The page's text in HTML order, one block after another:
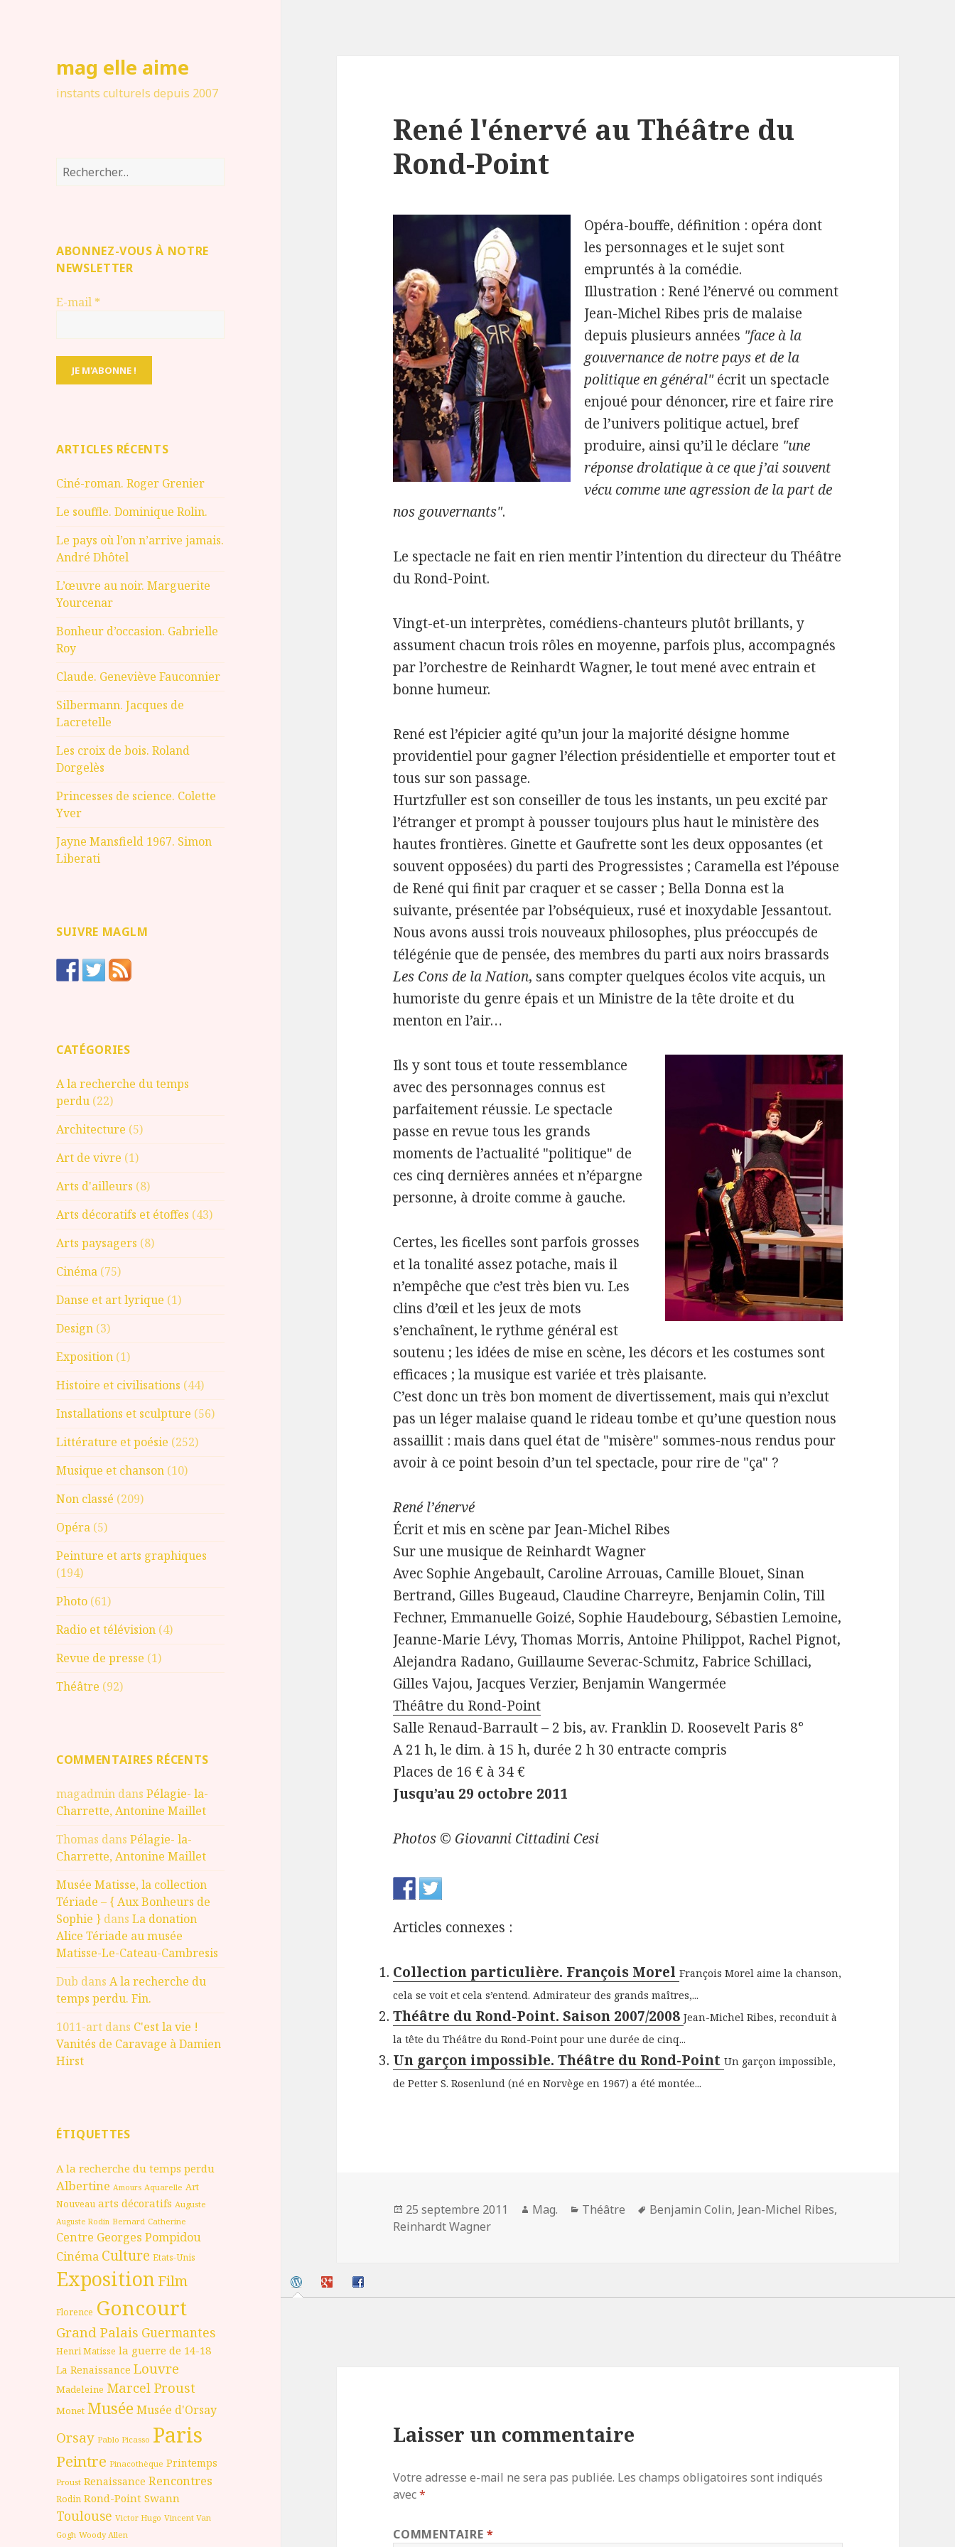
mag elle aime
instants culturels depuis 2007
Rechercher :
ABONNEZ-VOUS À NOTRE
NEWSLETTER
E-mail *
ARTICLES RÉCENTS
Ciné-roman. Roger Grenier
Le souffle. Dominique Rolin.
Le pays où l’on n’arrive jamais.
André Dhôtel
L’œuvre au noir. Marguerite
Yourcenar
Bonheur d’occasion. Gabrielle
Roy
Claude. Geneviève Fauconnier
Silbermann. Jacques de
Lacretelle
Les croix de bois. Roland
Dorgelès
Princesses de science. Colette
Yver
Jayne Mansfield 1967. Simon
Liberati
SUIVRE MAGLM
CATÉGORIES
A la recherche du temps
perdu (22)
Architecture (5)
Art de vivre (1)
Arts d'ailleurs (8)
Arts décoratifs et étoffes (43)
Arts paysagers (8)
Cinéma (75)
Danse et art lyrique (1)
Design (3)
Exposition (1)
Histoire et civilisations (44)
Installations et sculpture (56)
Littérature et poésie (252)
Musique et chanson (10)
Non classé (209)
Opéra (5)
Peinture et arts graphiques
(194)
Photo (61)
Radio et télévision (4)
Revue de presse (1)
Théâtre (92)
COMMENTAIRES RÉCENTS
magadmin dansPélagie- la-
Charrette, Antonine Maillet
Thomas dansPélagie- la-
Charrette, Antonine Maillet
Musée Matisse, la collection
Tériade – { Aux Bonheurs de
Sophie } dansLa donation
Alice Tériade au musée
Matisse-Le-Cateau-Cambresis
Dub dansA la recherche du
temps perdu. Fin.
1011-art dans C'est la vie !
Vanités de Caravage à Damien
Hirst
ÉTIQUETTES
A la recherche du temps perdu
Albertine Amours Aquarelle Art
Nouveau arts décoratifs Auguste
Auguste Rodin Bernard Catherine
Centre Georges Pompidou
Cinéma Culture Etats-Unis
ExpositionFilm
Florence Goncourt
Grand Palais Guermantes
Henri Matisse la guerre de 14-18
La Renaissance Louvre
Madeleine Marcel Proust
Monet Musée Musée d'Orsay
Orsay Pablo Picasso Paris
Peintre Pinacothèque Printemps
Proust Renaissance Rencontres
Rodin Rond-Point Swann
Toulouse Victor Hugo Vincent Van
Gogh Woody Allen
René l'énervé au Théâtre du
Rond-Point
Opéra-bouffe, définition : opéra dont
les personnages et le sujet sont
empruntés à la comédie.
Illustration : René l’énervé ou comment
Jean-Michel Ribes pris de malaise
depuis plusieurs années "face à la
gouvernance de notre pays et de la
politique en général"écrit un spectacle
enjoué pour dénoncer, rire et faire rire
de l’univers politique actuel, bref
produire, ainsi qu’il le déclare "une
réponse drolatique à ce que j’ai souvent
vécu comme une agression de la part de
nos gouvernants".
Le spectacle ne fait en rien mentir l’intention du directeur du Théâtre
du Rond-Point.
Vingt-et-un interprètes, comédiens-chanteurs plutôt brillants, y
assument chacun trois rôles en moyenne, parfois plus, accompagnés
par l’orchestre de Reinhardt Wagner, le tout mené avec entrain et
bonne humeur.
René est l’épicier agité qu’un jour la majorité désigne homme
providentiel pour gagner l’élection présidentielle et emporter tout et
tous sur son passage.
Hurtzfuller est son conseiller de tous les instants, un peu excité par
l’étranger et prompt à pousser toujours plus haut le ministère des
hautes frontières. Ginette et Gaufrette sont les deux opposantes (et
souvent opposées) du parti des Progressistes ; Caramella est l’épouse
de René qui finit par craquer et se casser ; Bella Donna est la
suivante, présentée par l’obséquieux, rusé et inoxydable Jessantout.
Nous avons aussi trois nouveaux philosophes, plus préoccupés de
télégénie que de pensée, des membres du parti aux noirs brassards
Les Cons de la Nation, sans compter quelques écolos vite acquis, un
humoriste du genre épais et un Ministre de la tête droite et du
menton en l’air…
Ils y sont tous et toute ressemblance
avec des personnages connus est
parfaitement réussie. Le spectacle
passe en revue tous les grands
moments de l’actualité "politique" de
ces cinq dernières années et n’épargne
personne, à droite comme à gauche.
Certes, les ficelles sont parfois grosses
et la tonalité assez potache, mais il
n’empêche que c’est très bien vu. Les
clins d’œil et les jeux de mots
s’enchaînent, le rythme général est
soutenu ; les idées de mise en scène, les décors et les costumes sont
efficaces ; la musique est variée et très plaisante.
C’est donc un très bon moment de divertissement, mais qui n’exclut
pas un léger malaise quand le rideau tombe et qu’une question nous
assaillit : mais dans quel état de "misère" sommes-nous rendus pour
avoir à ce point besoin d’un tel spectacle, pour rire de "ça" ?
René l’énervé
Écrit et mis en scène par Jean-Michel Ribes
Sur une musique de Reinhardt Wagner
Avec Sophie Angebault, Caroline Arrouas, Camille Blouet, Sinan
Bertrand, Gilles Bugeaud, Claudine Charreyre, Benjamin Colin, Till
Fechner, Emmanuelle Goizé, Sophie Haudebourg, Sébastien Lemoine,
Jeanne-Marie Lévy, Thomas Morris, Antoine Philippot, Rachel Pignot,
Alejandra Radano, Guillaume Severac-Schmitz, Fabrice Schillaci,
Gilles Vajou, Jacques Verzier, Benjamin Wangermée
Théâtre du Rond-Point
Salle Renaud-Barrault – 2 bis, av. Franklin D. Roosevelt Paris 8°
A 21 h, le dim. à 15 h, durée 2 h 30 entracte compris
Places de 16 € à 34 €
Jusqu’au 29 octobre 2011
Photos © Giovanni Cittadini Cesi
Articles connexes :
Collection particulière. François MorelFrançois Morel aime la chanson,
cela se voit et cela s’entend. Admirateur des grands maîtres,...
Théâtre du Rond-Point. Saison 2007/2008Jean-Michel Ribes, reconduit à
la tête du Théâtre du Rond-Point pour une durée de cinq...
Un garçon impossible. Théâtre du Rond-PointUn garçon impossible,
de Petter S. Rosenlund (né en Norvège en 1967) a été montée...
Publié
le
25 septembre 2011 Auteur
Mag. Catégories
Théâtre
Mots-
Benjamin Colin, Jean-Michel Ribes,
Reinhardt Wagner
Laisser un commentaire
Votre adresse e-mail ne sera pas publiée. Les champs obligatoires sont indiqués
avec*
COMMENTAIRE*